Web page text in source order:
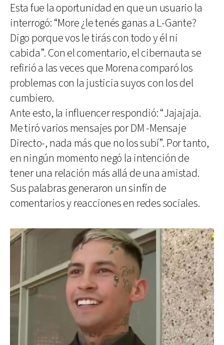
Esta fue la oportunidad en que un usuario la
interrogó: “More ¿le tenés ganas a L-Gante?
Digo porque vos le tirás con todo y él ni
cabida”. Con el comentario, el cibernauta se
refirió a las veces que Morena comparó los
problemas con la justicia suyos con los del
cumbiero.
Ante esto, la influencer respondió: “Jajajaja.
Me tiró varios mensajes por DM -Mensaje
Directo-, nada más que no los subí”. Por tanto,
en ningún momento negó la intención de
tener una relación más allá de una amistad.
Sus palabras generaron un sinfín de
comentarios y reacciones en redes sociales.